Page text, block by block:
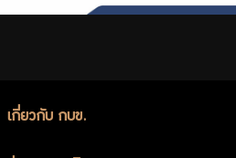
เกี่ยวกับ กบข.